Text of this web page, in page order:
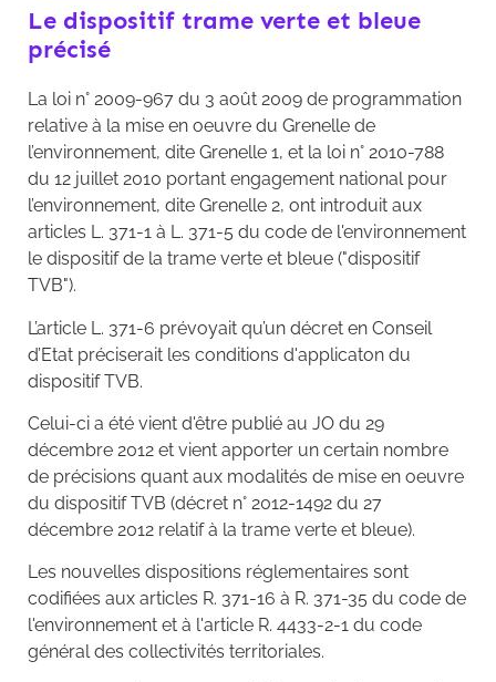
Le dispositif trame verte et bleue
précisé
La loi n° 2009-967 du 3 août 2009 de programmation
relative à la mise en oeuvre du Grenelle de
l’environnement, dite Grenelle 1, et la loi n° 2010-788
du 12 juillet 2010 portant engagement national pour
l’environnement, dite Grenelle 2, ont introduit aux
articles L. 371-1 à L. 371-5 du code de l'environnement
le dispositif de la trame verte et bleue ("dispositif
TVB").
L’article L. 371-6 prévoyait qu’un décret en Conseil
d’Etat préciserait les conditions d'applicaton du
dispositif TVB.
Celui-ci a été vient d'être publié au JO du 29
décembre 2012 et vient apporter un certain nombre
de précisions quant aux modalités de mise en oeuvre
du dispositif TVB (décret n° 2012-1492 du 27
décembre 2012 relatif à la trame verte et bleue).
Les nouvelles dispositions réglementaires sont
codifiées aux articles R. 371-16 à R. 371-35 du code de
l'environnement et à l'article R. 4433-2-1 du code
général des collectivités territoriales.